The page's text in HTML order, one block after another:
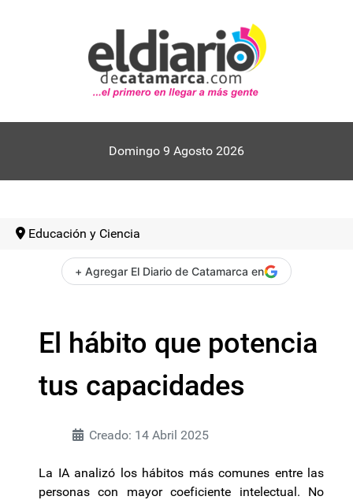
Domingo 9 Agosto 2026
Educación y Ciencia
+ Agregar El Diario de Catamarca en
El hábito que potencia
tus capacidades
Creado: 14 Abril 2025
La IA analizó los hábitos más comunes entre las
personas con mayor coeficiente intelectual. No